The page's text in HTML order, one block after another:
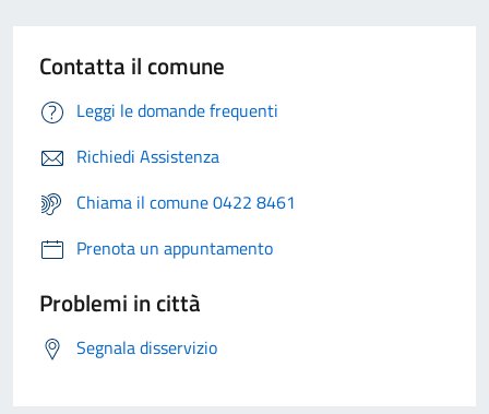
Contatta il comune
Leggi le domande frequenti
Richiedi Assistenza
Chiama il comune 0422 8461
Prenota un appuntamento
Problemi in città
Segnala disservizio